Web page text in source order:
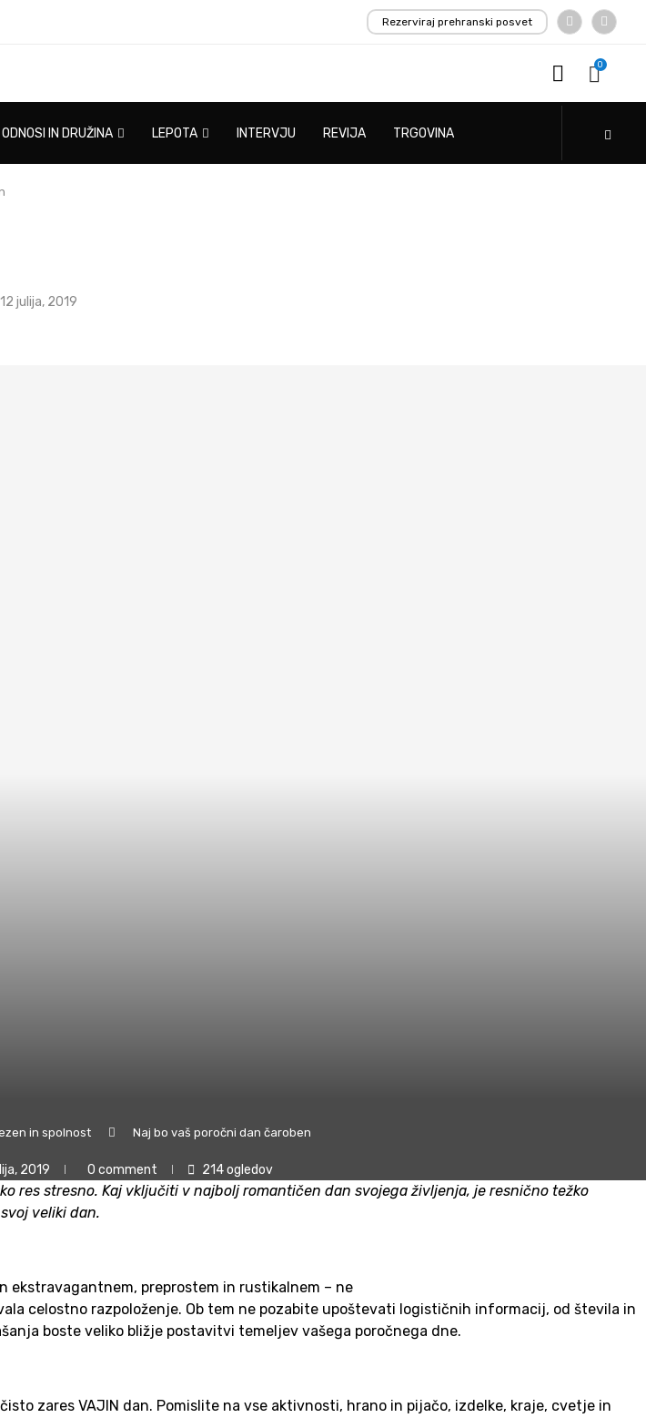
Rezerviraj prehranski posvet
0
ODNOSI IN DRUŽINA LEPOTA INTERVJU REVIJA TRGOVINA
12 julija, 2019
in spolnost Naj bo vaš poročni dan čaroben
2019 0 comment 214ogledov
res stresno. Kaj vključiti v najbolj romantičen dan svojega življenja, je resnično težko
veliki dan.
ekstravagantnem, preprostem in rustikalnem – ne
celostno razpoloženje. Ob tem ne pozabite upoštevati logističnih informacij, od števila in
boste veliko bližje postavitvi temeljev vašega poročnega dne.
zares VAJIN dan. Pomislite na vse aktivnosti, hrano in pijačo, izdelke, kraje, cvetje in